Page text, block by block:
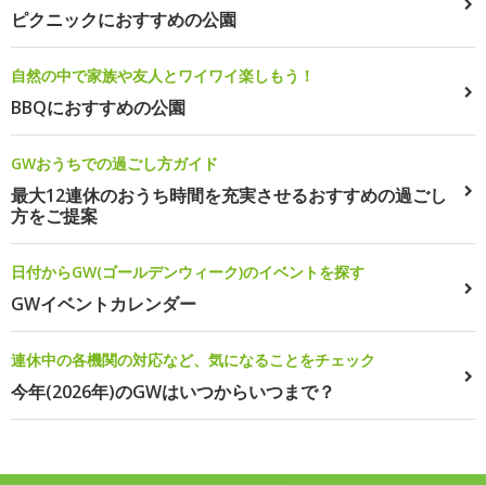
ピクニックにおすすめの公園
自然の中で家族や友人とワイワイ楽しもう！
BBQにおすすめの公園
GWおうちでの過ごし方ガイド
最大12連休のおうち時間を充実させるおすすめの過ごし
方をご提案
日付からGW(ゴールデンウィーク)のイベントを探す
GWイベントカレンダー
連休中の各機関の対応など、気になることをチェック
今年(2026年)のGWはいつからいつまで？